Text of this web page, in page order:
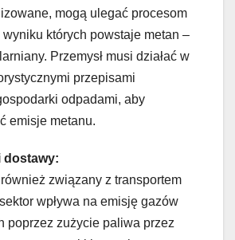
mogą ulegać procesom
których powstaje metan –
Przemysł musi działać w
przepisami
odpadami, aby
emisje metanu.
dostawy:
również związany z transportem
wpływa na emisję gazów
poprzez zużycie paliwa przez